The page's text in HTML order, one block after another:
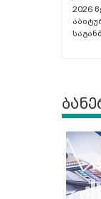
2026